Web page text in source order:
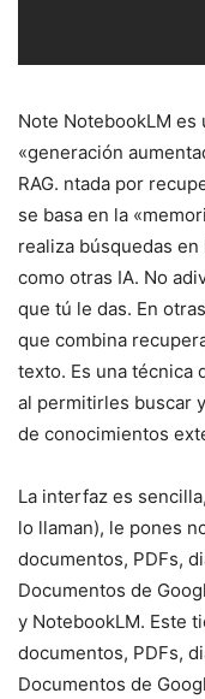
Note NotebookLM es
«generación
RAG. ntada por
se basa en la
realiza búsquedas
como otras IA. No
que tú le das. En
que combina
texto. Es una técnica
al permitirles buscar
de conocimientos
La interfaz es
lo llaman), le pones
documentos, PDFs,
Documentos de
y NotebookLM. Este
documentos, PDFs,
Documentos de